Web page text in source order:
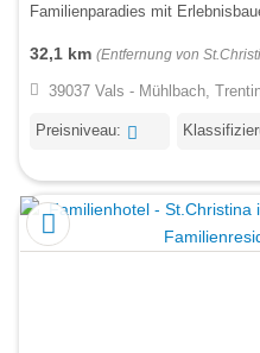
Familienparadies mit
32,1 km (Entfernung von
39037 Vals - Mühlbach,
Preisniveau: